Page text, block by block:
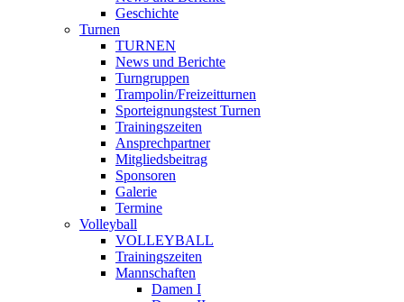
Geschichte
Turnen
TURNEN
News und Berichte
Turngruppen
Trampolin/Freizeitturnen
Sporteignungstest Turnen
Trainingszeiten
Ansprechpartner
Mitgliedsbeitrag
Sponsoren
Galerie
Termine
Volleyball
VOLLEYBALL
Trainingszeiten
Mannschaften
Damen I